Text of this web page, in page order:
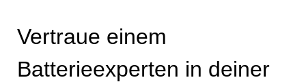
Vertraue einem
Batterieexperten in deiner